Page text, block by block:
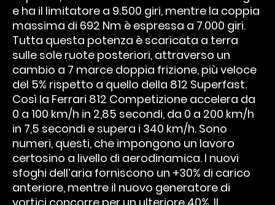
e ha il limitatore a 9.500 giri, mentre la coppia
massima di 692 Nm è espressa a 7.000 giri.
Tutta questa potenza è scaricata a terra
sulle sole ruote posteriori, attraverso un
cambio a 7 marce doppia frizione, più veloce
del 5% rispetto a quello della 812 Superfast.
Così la Ferrari 812 Competizione accelera da
0 a 100 km/h in 2,85 secondi, da 0 a 200 km/h
in 7,5 secondi e supera i 340 km/h. Sono
numeri, questi, che impongono un lavoro
certosino a livello di aerodinamica. I nuovi
sfoghi dell’aria forniscono un +30% di carico
anteriore, mentre il nuovo generatore di